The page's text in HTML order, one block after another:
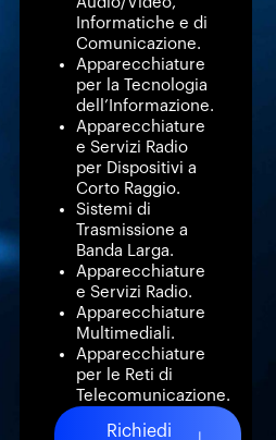
Informatiche e di
Comunicazione.
Apparecchiature
per la Tecnologia
dell’Informazione.
Apparecchiature
e Servizi Radio
per Dispositivi a
Corto Raggio.
Sistemi di
Trasmissione a
Banda Larga.
Apparecchiature
e Servizi Radio.
Apparecchiature
Multimediali.
Apparecchiature
per le Reti di
Telecomunicazione.
Richiedi